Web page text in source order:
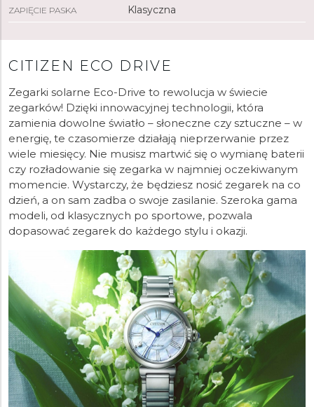
ZAPIĘCIE PASKA Klasyczna
CITIZEN ECO DRIVE
Zegarki solarne Eco-Drive to rewolucja w świecie
zegarków! Dzięki innowacyjnej technologii, która
zamienia dowolne światło – słoneczne czy sztuczne – w
energię, te czasomierze działają nieprzerwanie przez
wiele miesięcy. Nie musisz martwić się o wymianę baterii
czy rozładowanie się zegarka w najmniej oczekiwanym
momencie. Wystarczy, że będziesz nosić zegarek na co
dzień, a on sam zadba o swoje zasilanie. Szeroka gama
modeli, od klasycznych po sportowe, pozwala
dopasować zegarek do każdego stylu i okazji.